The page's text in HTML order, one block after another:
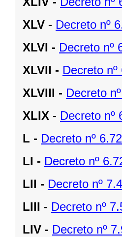
XLV - Decreto nº
XLVI - Decreto nº
XLVII - Decreto
XLVIII - Decreto
XLIX - Decreto nº
L - Decreto nº
LI - Decreto nº
LII - Decreto nº
LIII - Decreto nº
LIV - Decreto nº